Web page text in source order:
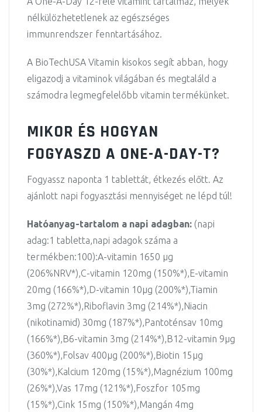
nélkülözhetetlenek az egészséges
immunrendszer fenntartásához.
A BioTechUSA Vitamin kisokos segít abban, hogy
eligazodj a vitaminok világában és megtaláld a
számodra legmegfelelőbb vitamin termékünket.
MIKOR ÉS HOGYAN
FOGYASZD A ONE-A-DAY-T?
Fogyassz naponta 1 tablettát, étkezés előtt. Az
ajánlott napi fogyasztási mennyiséget ne lépd túl!
Hatóanyag-tartalom a napi adagban: (napi
adag:1 tabletta,napi adagok száma a
termékben:100):A-vitamin 1650 µg
(206%NRV*),C-vitamin 120mg (150%*),E-vitamin
20mg (166%*),D-vitamin 10µg (200%*),Tiamin
3mg (272%*),Riboflavin 3mg (214%*),Niacin
(nikotinamid) 30mg (187%*),Pantoténsav 10mg
(166%*),B6-vitamin 3mg (214%*),B12-vitamin 9µg
(360%*),Folsav 400µg (200%*),Biotin 15µg
(30%*),Kalcium 120mg (15%*),Magnézium 100mg
(26%*),Vas 17mg (121%*),Foszfor 105mg
(15%*),Cink 15mg (150%*),Mangán 4mg